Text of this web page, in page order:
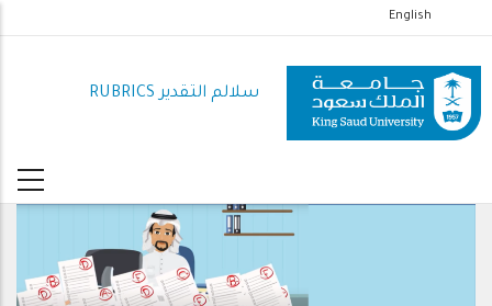
إلى
المحتوى
الرئيسي
English
سلالم التقدير RUBRICS